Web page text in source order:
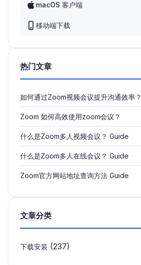
macOS 客户端
移动端下载
热门文章
如何通过Zoom视频会议提升沟通效率？
Zoom 如何高效使用zoom会议？
什么是Zoom多人视频会议？ Guide
什么是Zoom多人在线会议？ Guide
Zoom官方网站地址查询方法 Guide
文章分类
下载安装 (237)